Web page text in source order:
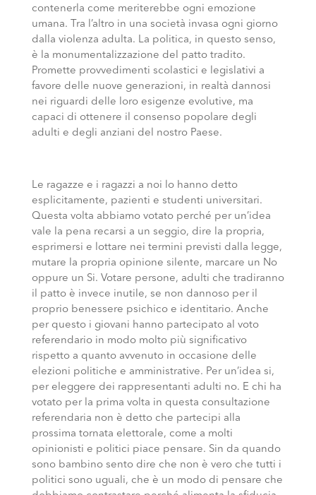
contenerla come meriterebbe ogni emozione
umana. Tra l’altro in una società invasa ogni giorno
dalla violenza adulta. La politica, in questo senso,
è la monumentalizzazione del patto tradito.
Promette provvedimenti scolastici e legislativi a
favore delle nuove generazioni, in realtà dannosi
nei riguardi delle loro esigenze evolutive, ma
capaci di ottenere il consenso popolare degli
adulti e degli anziani del nostro Paese.
Le ragazze e i ragazzi a noi lo hanno detto
esplicitamente, pazienti e studenti universitari.
Questa volta abbiamo votato perché per un’idea
vale la pena recarsi a un seggio, dire la propria,
esprimersi e lottare nei termini previsti dalla legge,
mutare la propria opinione silente, marcare un No
oppure un Si. Votare persone, adulti che tradiranno
il patto è invece inutile, se non dannoso per il
proprio benessere psichico e identitario. Anche
per questo i giovani hanno partecipato al voto
referendario in modo molto più significativo
rispetto a quanto avvenuto in occasione delle
elezioni politiche e amministrative. Per un’idea si,
per eleggere dei rappresentanti adulti no. E chi ha
votato per la prima volta in questa consultazione
referendaria non è detto che partecipi alla
prossima tornata elettorale, come a molti
opinionisti e politici piace pensare. Sin da quando
sono bambino sento dire che non è vero che tutti i
politici sono uguali, che è un modo di pensare che